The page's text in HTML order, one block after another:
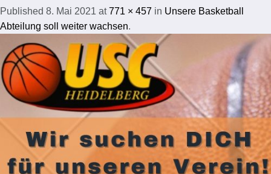
Published 8. Mai 2021 at771 × 457 in Unsere Basketball
Abteilung soll weiter wachsen.